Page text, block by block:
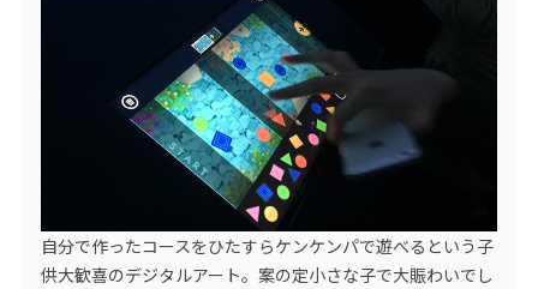
自分で作ったコースをひたすらケンケンパで遊べるという子
供大歓喜のデジタルアート。案の定小さな子で大賑わいでし